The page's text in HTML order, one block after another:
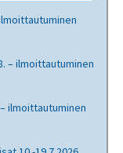
– ilmoittautuminen
ilmoittautuminen